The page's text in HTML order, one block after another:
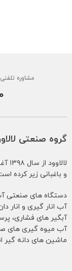
گروه صنعتی
و باغبانی زیر کرده
دستگاه های صنعتی
آب انار گیری و انار
آبگیر های فشاری،
آب میوه گیری های
ماشین های دانه گیر
مشاوره تلفنی